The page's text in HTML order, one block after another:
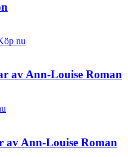
nu
av Ann-Louise Roman
av Ann-Louise Roman